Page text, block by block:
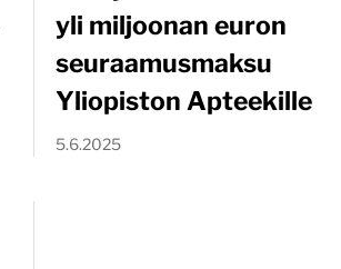
yli miljoonan euron
seuraamusmaksu
Yliopiston Apteekille
5.6.2025